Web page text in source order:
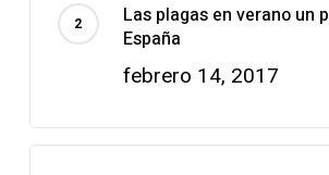
Las plagas en verano un
España
febrero 14, 2017